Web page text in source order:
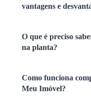
vantagens e
O que é preciso
na planta?
Como funciona
Meu Imóvel?